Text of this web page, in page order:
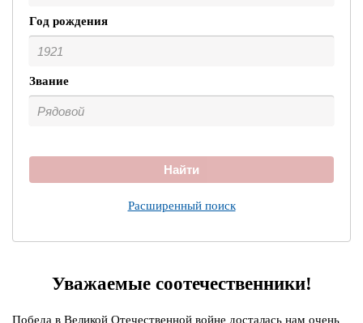
Год рождения
Звание
Найти
Расширенный поиск
Уважаемые соотечественники!
Победа в Великой Отечественной войне досталась нам очень